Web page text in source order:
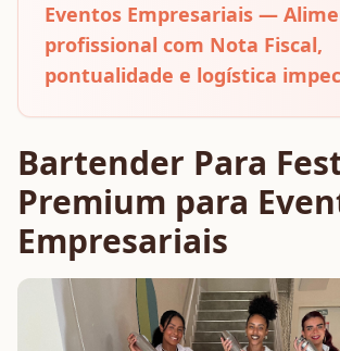
Eventos Empresariais —
profissional com Nota Fiscal,
pontualidade e logística
Bartender Para
Premium para
Empresariais